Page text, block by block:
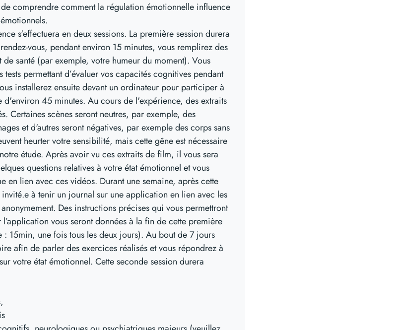
comprendre comment la régulation émotionnelle influence
s'effectuera en deux sessions. La première session durera
vous, pendant environ 15 minutes, vous remplirez des
de santé (par exemple, votre humeur du moment). Vous
permettant d’évaluer vos capacités cognitives pendant
installerez ensuite devant un ordinateur pour participer à
d'environ 45 minutes. Au cours de l'expérience, des extraits
Certaines scènes seront neutres, par exemple, des
et d'autres seront négatives, par exemple des corps sans
heurter votre sensibilité, mais cette gêne est nécessaire
étude. Après avoir vu ces extraits de film, il vous sera
questions relatives à votre état émotionnel et vous
en lien avec ces vidéos. Durant une semaine, après cette
à tenir un journal sur une application en lien avec les
Des instructions précises qui vous permettront
vous seront données à la fin de cette première
15min, une fois tous les deux jours). Au bout de 7 jours
afin de parler des exercices réalisés et vous répondrez à
votre état émotionnel. Cette seconde session durera